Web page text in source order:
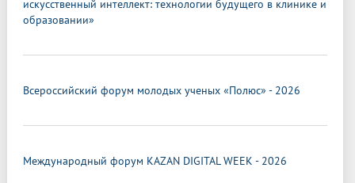
искусственный интеллект: технологии будущего в клинике и
образовании»
Всероссийский форум молодых ученых «Полюс» - 2026
Международный форум KAZAN DIGITAL WEEK - 2026